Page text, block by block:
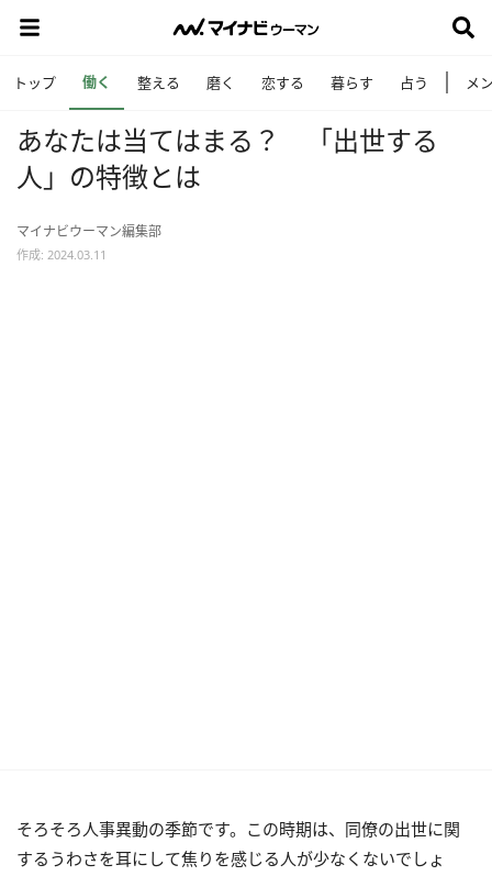
トップ 働く 整える 磨く 恋する 暮らす 占う メ
あなたは当てはまる？ 「出世する
人」の特徴とは
マイナビウーマン編集部
作成: 2024.03.11
そろそろ人事異動の季節です。この時期は、同僚の出世に関
するうわさを耳にして焦りを感じる人が少なくないでしょ